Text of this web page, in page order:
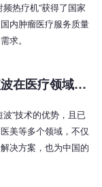
热疗机”获得了国家
内肿瘤医疗服务质量
求。
30年潜心研究射频超短波在医疗领域应用
”技术的优势，且已
美等多个领域，不仅
决方案，也为中国的